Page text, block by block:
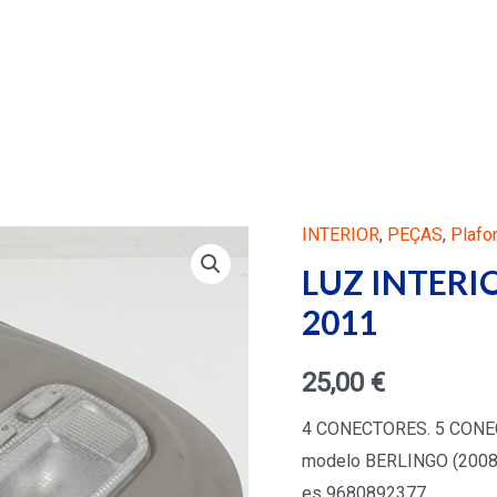
INTERIOR, PEÇAS,
LUZ
2011
25,00 €
4 CONECTORES. 5
modelo BERLINGO